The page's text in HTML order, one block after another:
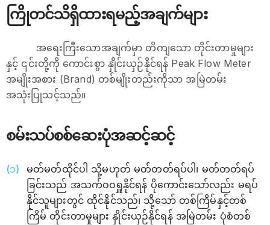
ကြိုတင်သိရှိထားရမည့်အချက်များ
အရေးကြီးသောအချက်မှာ တိကျသော တိုင်းတာမှုများ
နှင့် ၎င်းတို့ကို ကောင်းစွာ နှိုင်းယှဉ်နိုင်ရန် Peak Flow Meter
အမျိုးအစား (Brand) တစ်မျိုးတည်းကိုသာ အမြဲတမ်း
အသုံးပြုသင့်သည်။
စမ်းသပ်စစ်ဆေးပုံအဆင့်ဆင့်
မတ်မတ်ထိုင်ပါ သို့မဟုတ် မတ်တတ်ရပ်ပါ၊ မတ်တတ်ရပ်
ခြင်းသည် အသက်ဝဝရှူနိုင်ရန် ပိုကောင်းသော်လည်း မရပ်
နိုင်သူများတွင် ထိုင်နိုင်သည်၊ သို့သော် တစ်ကြိမ်နှင့်တစ်
ကြိမ် တိုင်းတာမှုများ နှိုင်းယှဉ်နိုင်ရန် အမြဲတမ်း ပုံစံတစ်